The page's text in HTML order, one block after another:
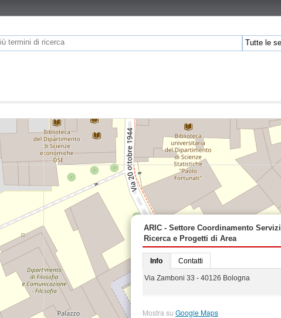
ARIC - Settore Coordinamento Servizi
Ricerca e Progetti di Area
Info Contatti
Via Zamboni 33 - 40126 Bologna
Mostra su Google Maps